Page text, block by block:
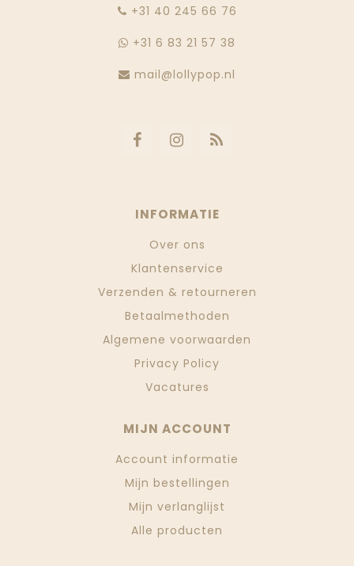
‭+31 40 245 66 76
+31 6 83 21 57 38
mail@lollypop.nl
INFORMATIE
Over ons
Klantenservice
Verzenden & retourneren
Betaalmethoden
Algemene voorwaarden
Privacy Policy
Vacatures
MIJN ACCOUNT
Account informatie
Mijn bestellingen
Mijn verlanglijst
Alle producten